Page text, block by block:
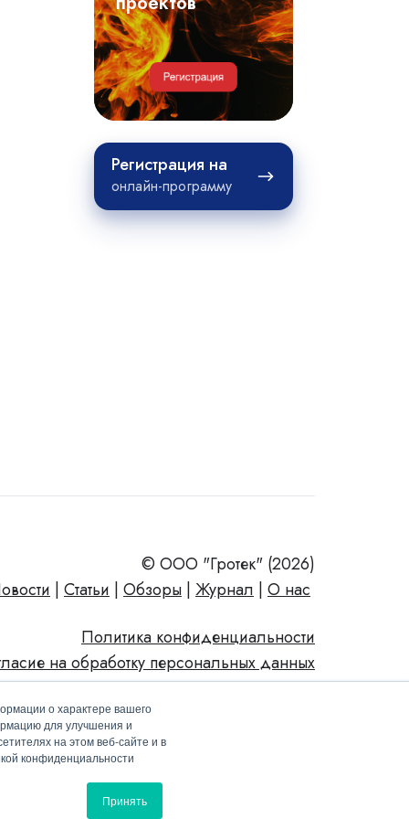
о характере вашего
для улучшения и
на этом веб-сайте и в
конфиденциальности
Принять
проектов
Регистрация на
онлайн-программу
Регистрация
© ООО "Гротек" (2026)
Статьи Обзоры Журнал О нас
Политика конфиденциальности
на обработку персональных данных